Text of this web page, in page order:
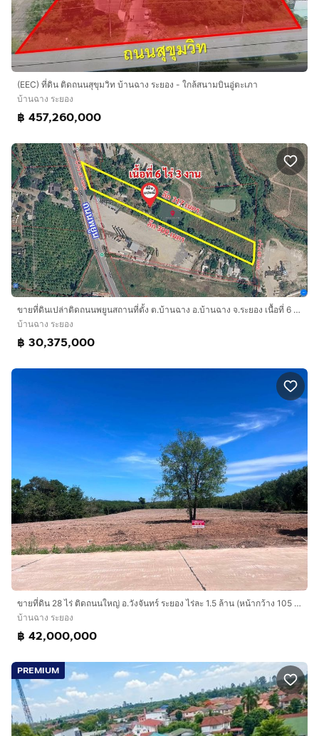
(EEC) ที่ดิน ติดถนนสุขุมวิท บ้านฉาง ระยอง - ใกล้สนามบินอู่ตะเภา
บ้านฉาง ระยอง
฿ 457,260,000
ขายที่ดินเปล่าติดถนนพยูนสถานที่ตั้ง ต.บ้านฉาง อ.บ้านฉาง จ.ระยอง เนื้อที่ 6 ไร่ 3 งาน หน้ากว้าง 47 เมตร ลึก 300 เมตรโดยประมาณ
บ้านฉาง ระยอง
฿ 30,375,000
ขายที่ดิน 28 ไร่ ติดถนนใหญ่ อ.วังจันทร์ ระยอง ไร่ละ 1.5 ล้าน (หน้ากว้าง 105 ม.) เหมาะทำปั๊มน้ำมัน/โครงการหมู่บ้าน
บ้านฉาง ระยอง
฿ 42,000,000
PREMIUM